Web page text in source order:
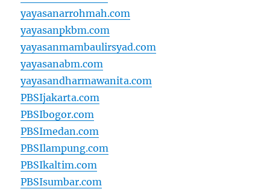
yayasanarrohmah.com
yayasanpkbm.com
yayasanmambaulirsyad.com
yayasanabm.com
yayasandharmawanita.com
PBSIjakarta.com
PBSIbogor.com
PBSImedan.com
PBSIlampung.com
PBSIkaltim.com
PBSIsumbar.com